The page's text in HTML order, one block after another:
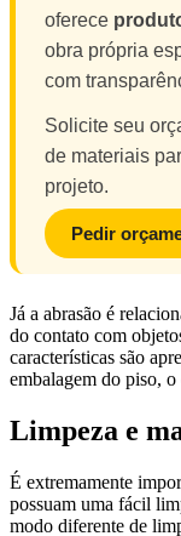
oferece
obra própria
com
Solicite seu
de materiais
projeto.
Pedir
Já a abrasão é
do contato com
características são
embalagem do piso,
Limpeza e
É extremamente
possuam uma fácil
modo diferente de